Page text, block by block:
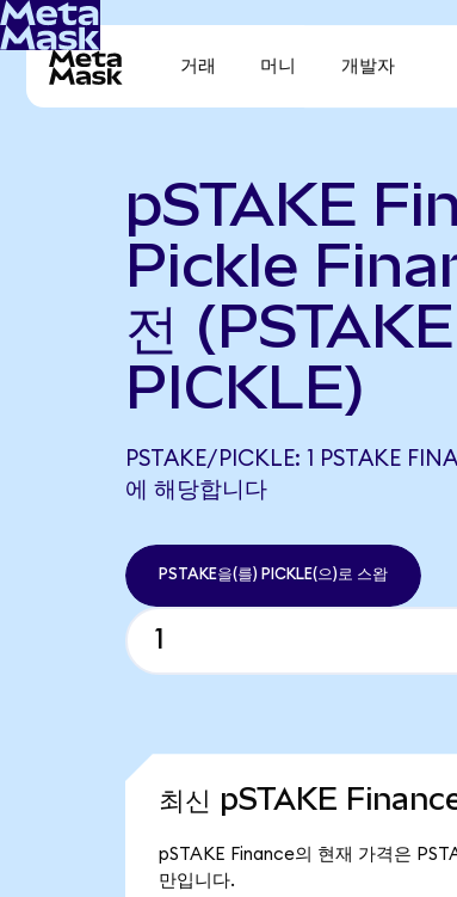
거래 머니 개발자
pSTAKE
Pickle
전
PICKLE)
PSTAKE/PICKLE: 1 PSTAKE
에 해당합니다
PSTAKE을(를) PICKLE(으)로 스왑
최신 pSTAKE
pSTAKE Finance의 현재 가격은
만입니다.